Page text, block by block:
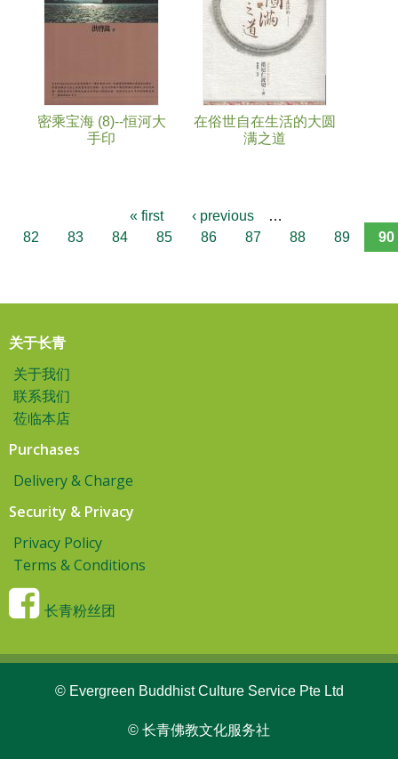
密乘宝海 (8)--恒河大
手印
在俗世自在生活的大圆
满之道
« first ‹ previous
…
82
83 84 85 86 87 88 89 90
关于长青
关于我们
联系我们
莅临本店
Purchases
Delivery & Charge
Security & Privacy
Privacy Policy
Terms & Conditions
长青粉丝团
© Evergreen Buddhist Culture Service Pte Ltd
© 长青佛教文化服务社